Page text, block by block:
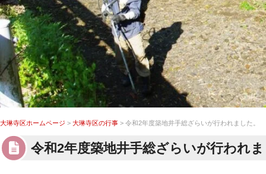
大琳寺区ホームページ > 大琳寺区の行事 > 令和2年度築地井手総ざらいが行われました。
令和2年度築地井手総ざらいが行われ